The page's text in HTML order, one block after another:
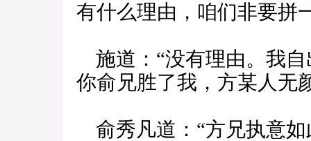
有什么理由，咱们非要拼
施道：“没有理由。我
你俞兄胜了我，方某人无
俞秀凡道：“方兄执意如